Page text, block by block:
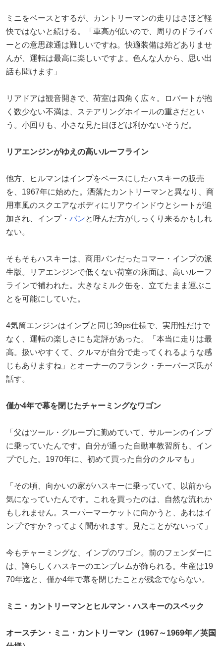
ミニをベースとするが、カントリーマンの走りはさほど軽
快ではないと続ける。「車高が低いので、周りのドライバ
ーとの意思疎通は難しいですね。快適装備は殆どありませ
んが、運転は最高に楽しいですよ。色んな人から、思い出
話も聞けます」
リアドアは観音開きで、荷室は四角く広々。ロバートが抱
く数少ない不満は、ステアリングホイールの重さだとい
う。小回りも、小さな見た目ほどは利かないそうだ。
リアエンジンがゆえの高いルーフライン
他方、ヒルマンはインプをベースにしたハスキーの販売
を、1967年に始めた。洒落たカントリーマンと異なり、商
用車風のスクエアなボディにリアウインドウとシートが追
加され、インプ・ バンと呼んだ方がしっくり来るかもしれ
ない。
そもそもハスキーは、商用バンだったコマー・インプの派
生版。リアエンジンで低くない荷室の床面は、高いルーフ
ラインで補われた。大きなミルク缶を、立てたまま運ぶこ
とを可能にしていた。
4気筒エンジンはインプと同じ39ps仕様で、実用性だけで
なく、運転の楽しさにも定評があった。「本当に走りは最
高。扱いやすくて、クルマが自分で走ってくれるような感
じもありますね」とオーナーのフランク・チーバーズ氏が
話す。
僅か4年で幕を閉じたチャーミングなワゴン
「父はツール・グループに勤めていて、サルーンのインプ
に乗っていたんです。自分が通った自動車教習所も、イン
プでした。1970年に、初めて買った自分のクルマも」
「その頃、向かいの家がハスキーに乗っていて、以前から
気になっていたんです。これを買ったのは、自然な流れか
もしれません。スーパーマーケットに向かうと、あれはイ
ンプですか？ってよく聞かれます。見たことがないって」
今もチャーミングな、インプのワゴン。前のフェンダーに
は、誇らしくハスキーのエンブレムが飾られる。生産は19
70年迄と、僅か4年で幕を閉じたことが残念でならない。
ミニ・カントリーマンとヒルマン・ハスキーのスペック
オースチン・ミニ・カントリーマン（1967～1969年／英国